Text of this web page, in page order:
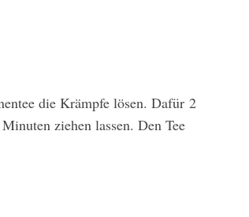
die Krämpfe lösen. Dafür 2
ziehen lassen. Den Tee